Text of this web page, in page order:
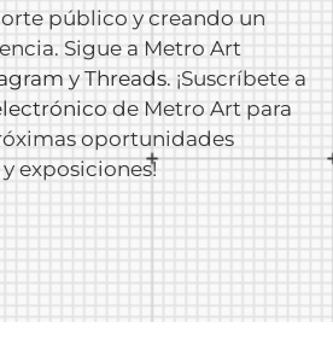
público y creando un
Sigue a Metro Art
y Threads. ¡Suscríbete a
de Metro Art para
oportunidades
exposiciones!